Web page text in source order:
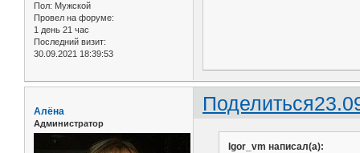
Пол: Мужской
Провел на форуме:
1 день 21 час
Последний визит:
30.09.2021 18:39:53
Поделиться
Алёна
Администратор
Igor_vm написал(а):